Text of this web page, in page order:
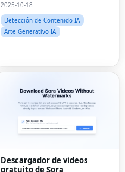
2025-10-18
Detección de Contenido IA
Arte Generativo IA
Descargador de videos
gratuito de Sora